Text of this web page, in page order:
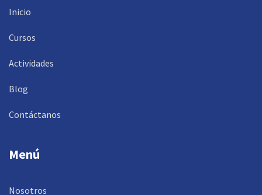
Inicio
Cursos
Actividades
Blog
Contáctanos
Menú
Nosotros